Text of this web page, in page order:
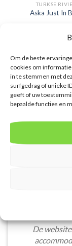
Om de beste
cookies om informatie
in te stemmen met
surfgedrag of unieke
geeft of uw
bepaalde functies en
TURKSE
Aska Just In
349,00
sterren
U boekt deze reis
partner D-reizen. Nu
349.00 per
PRIJZEN EN
De